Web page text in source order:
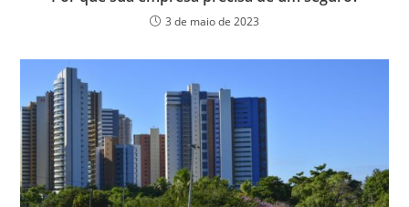
3 de maio de 2023